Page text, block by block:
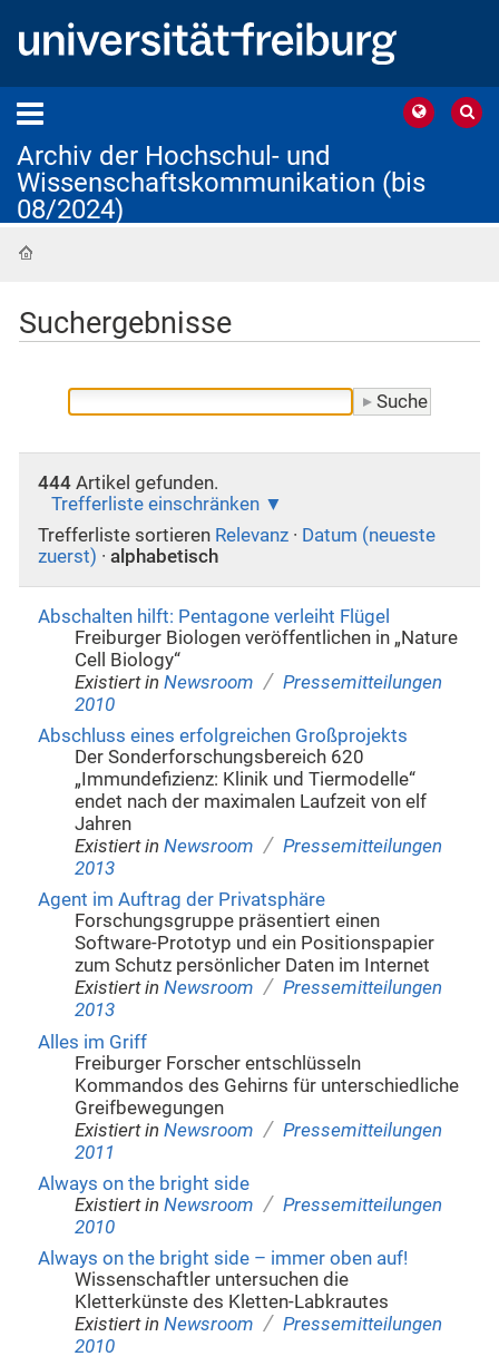
Archiv der Hochschul- und
Wissenschaftskommunikation (bis
08/2024)
Suchergebnisse
444Artikel gefunden.
Trefferliste einschränken
Trefferliste sortieren Relevanz · Datum (neueste
zuerst) · alphabetisch
Abschalten hilft: Pentagone verleiht Flügel
Freiburger Biologen veröffentlichen in „Nature
Cell Biology“
Existiert in Newsroom / Pressemitteilungen
2010
Abschluss eines erfolgreichen Großprojekts
Der Sonderforschungsbereich 620
„Immundefizienz: Klinik und Tiermodelle“
endet nach der maximalen Laufzeit von elf
Jahren
Existiert in Newsroom / Pressemitteilungen
2013
Agent im Auftrag der Privatsphäre
Forschungsgruppe präsentiert einen
Software-Prototyp und ein Positionspapier
zum Schutz persönlicher Daten im Internet
Existiert in Newsroom / Pressemitteilungen
2013
Alles im Griff
Freiburger Forscher entschlüsseln
Kommandos des Gehirns für unterschiedliche
Greifbewegungen
Existiert in Newsroom / Pressemitteilungen
2011
Always on the bright side
Existiert in Newsroom / Pressemitteilungen
2010
Always on the bright side – immer oben auf!
Wissenschaftler untersuchen die
Kletterkünste des Kletten-Labkrautes
Existiert in Newsroom / Pressemitteilungen
2010